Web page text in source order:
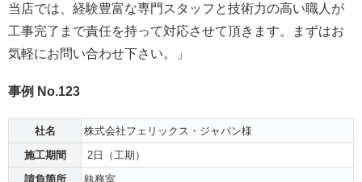
当店では、経験豊富な専門スタッフと技術力の高い職人が
工事完了 まで責任を持って対応させて頂きます。
まずはお
気軽にお問い合わせ下さい。」
事例 No.123
社名
株式会社フェリックス・ジャパン様
施工期間
2日（工期）
請負箇所
執務室